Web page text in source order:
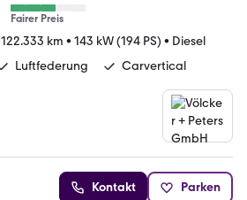
Fairer Preis
122.333 km • 143 kW (194 PS) • Diesel
Luftfederung Carvertical
Kontakt Parken